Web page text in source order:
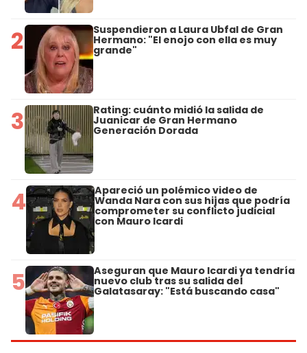
2 Suspendieron a Laura Ubfal de Gran
Hermano: "El enojo con ella es muy
grande"
3 Rating: cuánto midió la salida de
Juanicar de Gran Hermano
Generación Dorada
4 Apareció un polémico video de
Wanda Nara con sus hijas que podría
comprometer su conflicto judicial
con Mauro Icardi
5 Aseguran que Mauro Icardi ya tendría
nuevo club tras su salida del
Galatasaray: "Está buscando casa"